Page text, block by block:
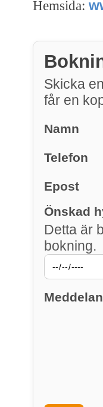
Hemsida:
Skicka
får en
Namn
Telefon
Epost
Önskad
Detta är
bokning.